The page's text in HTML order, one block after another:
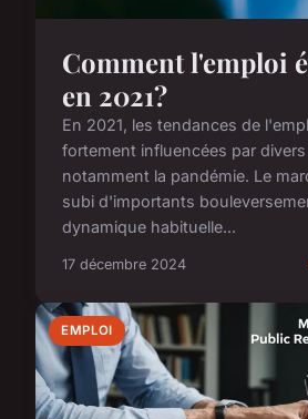
Comment l'emploi
en 2021?
En 2021, les tendances de
fortement influencées par
notamment la pandémie. Le
subi d'importants
dynamique habituelle...
17 décembre 2024
EMPLOI